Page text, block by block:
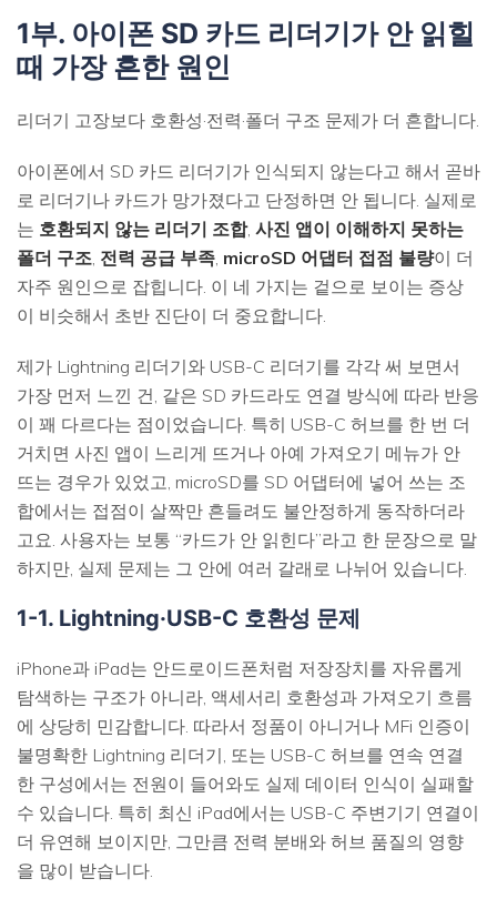
1부. 아이폰 SD 카드 리더기가 안 읽힐
때 가장 흔한 원인
리더기 고장보다 호환성·전력·폴더 구조 문제가 더 흔합니다.
아이폰에서 SD 카드 리더기가 인식되지 않는다고 해서 곧바
로 리더기나 카드가 망가졌다고 단정하면 안 됩니다. 실제로
는 호환되지 않는 리더기 조합, 사진 앱이 이해하지 못하는
폴더 구조 전력 공급 부족 microSD 어댑터 접점 불량이 더
자주 원인으로 잡힙니다. 이 네 가지는 겉으로 보이는 증상
이 비슷해서 초반 진단이 더 중요합니다.
제가 Lightning 리더기와 USB-C 리더기를 각각 써 보면서
가장 먼저 느낀 건, 같은 SD 카드라도 연결 방식에 따라 반응
이 꽤 다르다는 점이었습니다. 특히 USB-C 허브를 한 번 더
거치면 사진 앱이 느리게 뜨거나 아예 가져오기 메뉴가 안
뜨는 경우가 있었고, microSD를 SD 어댑터에 넣어 쓰는 조
합에서는 접점이 살짝만 흔들려도 불안정하게 동작하더라
고요. 사용자는 보통 “카드가 안 읽힌다”라고 한 문장으로 말
하지만, 실제 문제는 그 안에 여러 갈래로 나뉘어 있습니다.
1-1. Lightning·USB-C 호환성 문제
iPhone과 iPad는 안드로이드폰처럼 저장장치를 자유롭게
탐색하는 구조가 아니라, 액세서리 호환성과 가져오기 흐름
에 상당히 민감합니다. 따라서 정품이 아니거나 MFi 인증이
불명확한 Lightning 리더기, 또는 USB-C 허브를 연속 연결
한 구성에서는 전원이 들어와도 실제 데이터 인식이 실패할
수 있습니다. 특히 최신 iPad에서는 USB-C 주변기기 연결이
더 유연해 보이지만, 그만큼 전력 분배와 허브 품질의 영향
을 많이 받습니다.